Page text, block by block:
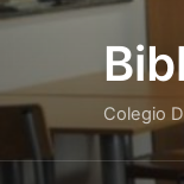
Colegio